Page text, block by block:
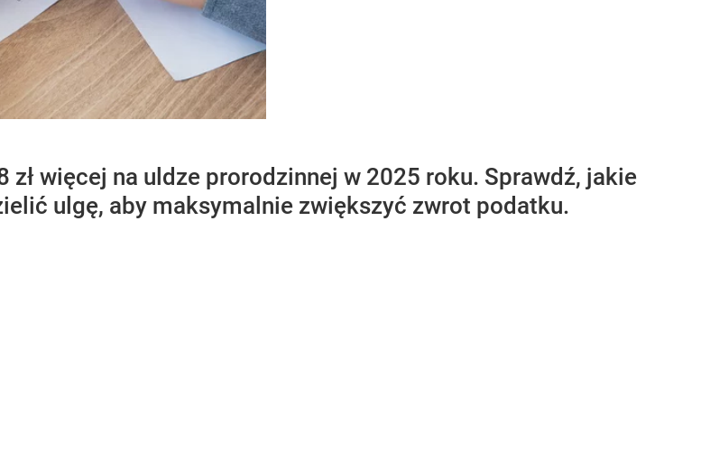
zł więcej na uldze prorodzinnej w 2025 roku. Sprawdź, jakie
ulgę, aby maksymalnie zwiększyć zwrot podatku.